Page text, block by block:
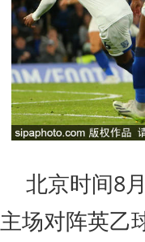
北京时间8
主场对阵英乙